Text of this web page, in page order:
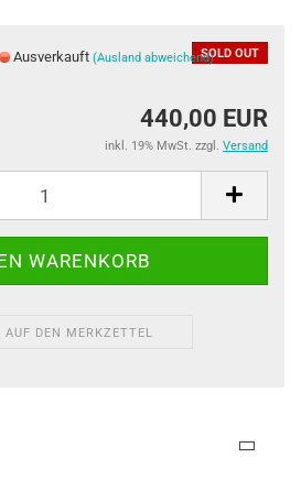
SOLD OUT
Ausverkauft(Ausland abweichend)
440,00 EUR
inkl. 19% MwSt. zzgl. Versand
AUF DEN MERKZETTEL